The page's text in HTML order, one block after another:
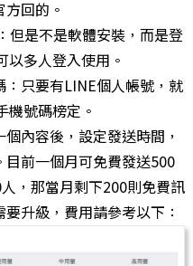
回的。
但是不是軟體安裝，而是登
以多人登入使用。
：只要有LINE個人帳號，就
機號碼榜定。
內容後，設定發送時間，
目前一個月可免費發送500
，那當月剩下200則免費訊
升級，費用請參考以下：